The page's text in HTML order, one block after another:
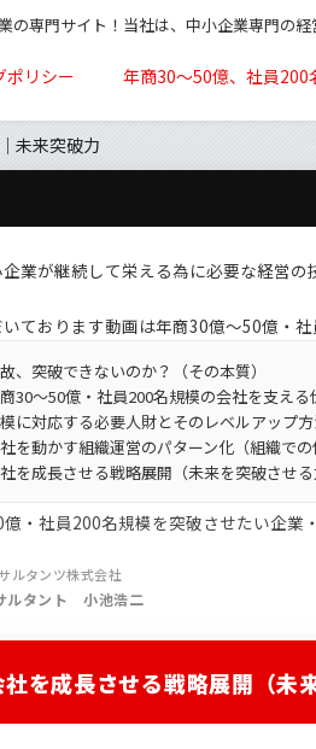
の専門サイト！当社は、中小企業専門の経
ポリシー 年商30～50億、社員200
未来突破力
業が継続して栄える為に必要な経営の
いております動画は年商30億〜50億・
、突破できないのか？（その本質）
30～50億・社員200名規模の会社を支える
に対応する必要人財とそのレベルアップ方
を動かす組織運営のパターン化（組織での
を成長させる戦略展開（未来を突破させる
・社員200名規模を突破させたい企業
ルタンツ株式会社
ルタント 小池浩二
社を成長させる戦略展開（未